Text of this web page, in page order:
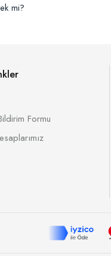
mi?
Formu